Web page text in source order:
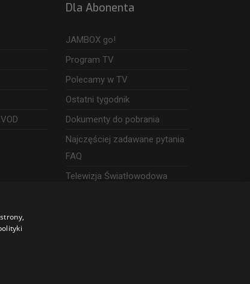
Dla Abonenta
JAMBOX go!
Program TV
Polecamy w TV
Ostatni tygodnik
Dokumenty do pobrania
Najczęściej zadawane pytania
FAQ
Telewizja Światłowodowa